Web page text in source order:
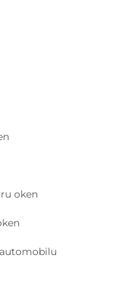
oken